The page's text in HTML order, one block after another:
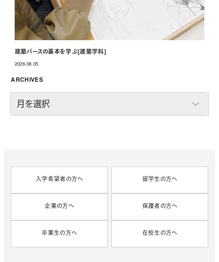
建築パースの基本を学ぶ[建築学科]
2026.08.05
ARCHIVES
入学希望者の方へ 留学生の方へ
企業の方へ 保護者の方へ
卒業生の方へ 在校生の方へ